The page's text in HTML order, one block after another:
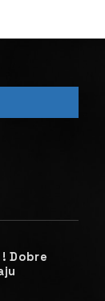
Dobre